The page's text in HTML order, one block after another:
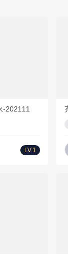
-202111
LV.1